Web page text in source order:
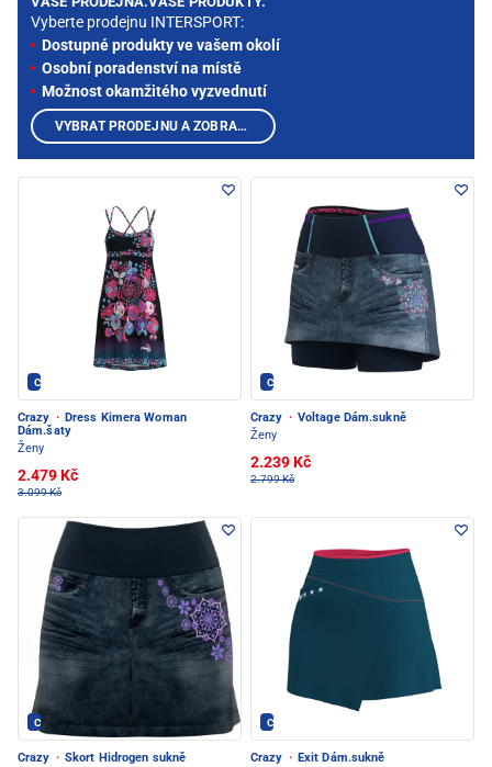
Crazy - PEC POD SNĚŽKOU
Crazy · Dress Kimera Woman
Dám.šaty
Ženy
2.479 Kč
3.099 Kč
Crazy - PEC POD SNĚŽKOU
Crazy · Voltage Dám.sukně
Ženy
2.239 Kč
2.799 Kč
Crazy - PEC POD SNĚŽKOU
Crazy · Skort Hidrogen sukně
Crazy - PEC POD SNĚŽKOU
Crazy · Exit Dám.sukně
Vyberte prodejnu INTERSPORT:
Dostupné produkty ve vašem okolí
Osobní poradenství na místě
Možnost okamžitého vyzvednutí
VYBRAT PRODEJNU A ZOBRAZIT PRODUKTY